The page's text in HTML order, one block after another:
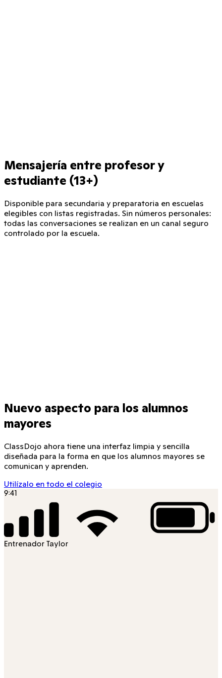
Mensajería entre profesor y
estudiante (13+)
Disponible para secundaria y preparatoria en escuelas
elegibles con listas registradas. Sin números personales:
todas las conversaciones se realizan en un canal seguro
controlado por la escuela.
Nuevo aspecto para los alumnos
mayores
ClassDojo ahora tiene una interfaz limpia y sencilla
diseñada para la forma en que los alumnos mayores se
comunican y aprenden.
Utilízalo en todo el colegio
9:41
Entrenador Taylor